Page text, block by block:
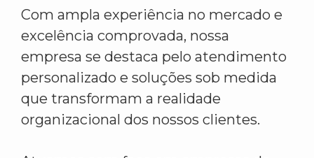
Com ampla experiência no mercado e
excelência comprovada, nossa
empresa se destaca pelo atendimento
personalizado e soluções sob medida
que transformam a realidade
organizacional dos nossos clientes.